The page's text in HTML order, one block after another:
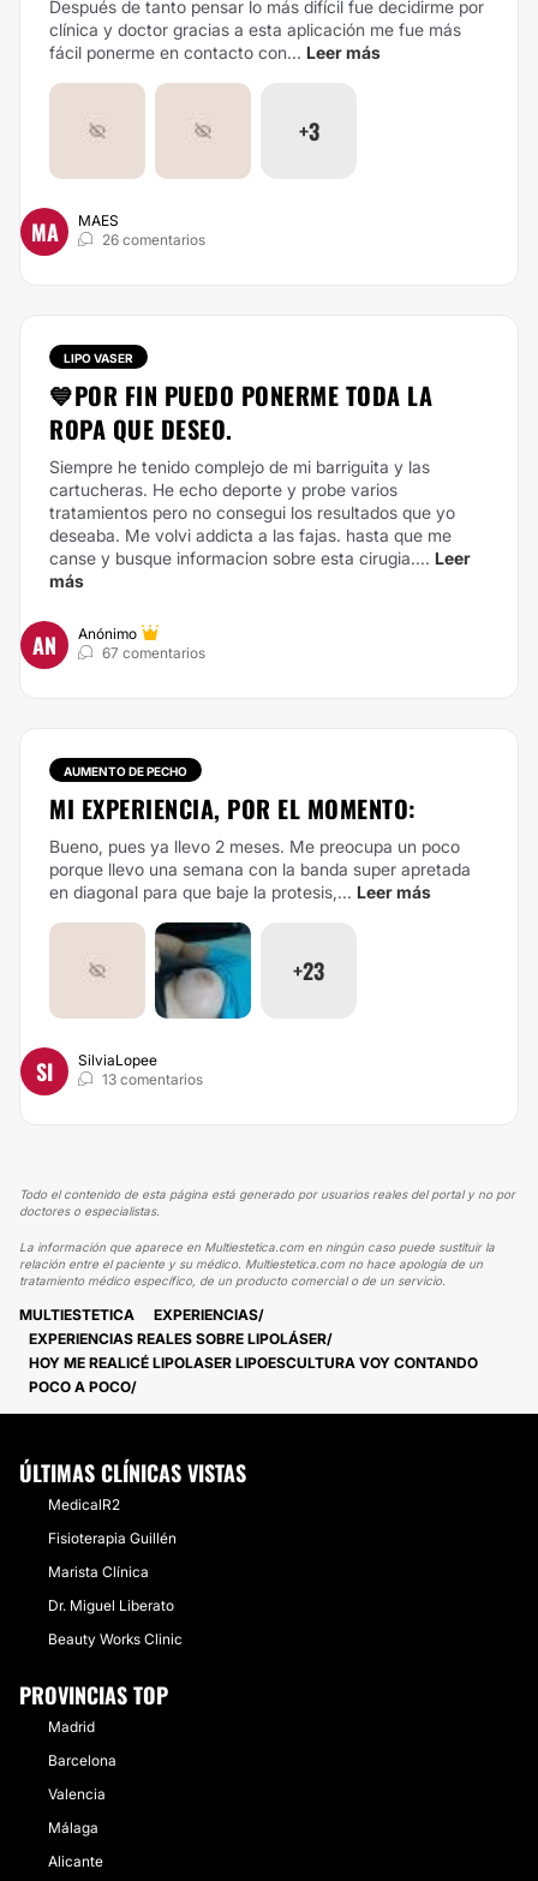
Después de tanto pensar lo más difícil fue decidirme por
clínica y doctor gracias a esta aplicación me fue más
fácil ponerme en contacto con... Leer más
+3
MA
MAES
26 comentarios
LIPO VASER
💙POR FIN PUEDO PONERME TODA LA
ROPA QUE DESEO.
Siempre he tenido complejo de mi barriguita y las
cartucheras. He echo deporte y probe varios
tratamientos pero no consegui los resultados que yo
deseaba. Me volvi addicta a las fajas. hasta que me
canse y busque informacion sobre esta cirugia.... Leer
más
AN
Anónimo
67 comentarios
AUMENTO DE PECHO
MI EXPERIENCIA, POR EL MOMENTO:
Bueno, pues ya llevo 2 meses. Me preocupa un poco
porque llevo una semana con la banda super apretada
en diagonal para que baje la protesis,... Leer más
+23
SI
SilviaLopee
13 comentarios
Todo el contenido de esta página está generado por usuarios reales del portal y no por
doctores o especialistas.
La información que aparece en Multiestetica.com en ningún caso puede sustituir la
relación entre el paciente y su médico. Multiestetica.com no hace apología de un
tratamiento médico específico, de un producto comercial o de un servicio.
MULTIESTETICA
EXPERIENCIAS
EXPERIENCIAS REALES SOBRE LIPOLÁSER
HOY ME REALICÉ LIPOLASER LIPOESCULTURA VOY CONTANDO
POCO A POCO
ÚLTIMAS CLÍNICAS VISTAS
MedicalR2
Fisioterapia Guillén
Marista Clínica
Dr. Miguel Liberato
Beauty Works Clinic
PROVINCIAS TOP
Madrid
Barcelona
Valencia
Málaga
Alicante